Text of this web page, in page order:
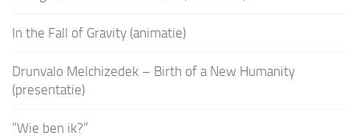
In the Fall of Gravity (animatie)
Drunvalo Melchizedek – Birth of a New Humanity
(presentatie)
“Wie ben ik?”